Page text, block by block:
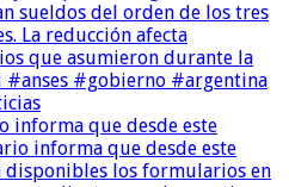
informa que desde este